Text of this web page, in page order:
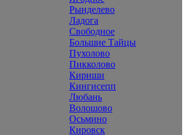
Рынделево
Ладога
Свободное
Большие Тайцы
Пухолово
Пикколово
Кириши
Кингисепп
Любань
Волошово
Осьмино
Кировск